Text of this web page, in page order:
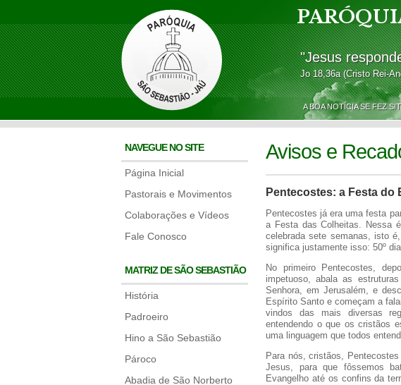
"Jesus
Jo 18,36a (Cristo Rei-
A BOA NOTÍCIA SE
NAVEGUE NO SITE
Página Inicial
Pastorais e Movimentos
Colaborações e Vídeos
Fale Conosco
MATRIZ DE SÃO SEBASTIÃO
História
Padroeiro
Hino a São Sebastião
Pároco
Abadia de São Norberto
Avisos e
Pentecostes: a Festa do
Pentecostes já era uma festa
a Festa das Colheitas. Nessa
celebrada sete semanas, isto
significa justamente isso: 50º
No primeiro Pentecostes,
impetuoso, abala as
Senhora, em Jerusalém, e
Espírito Santo e começam a
vindos das mais diversas
entendendo o que os cristãos
uma linguagem que todos
Para nós, cristãos,
Jesus, para que fôssemos
Evangelho até os confins da